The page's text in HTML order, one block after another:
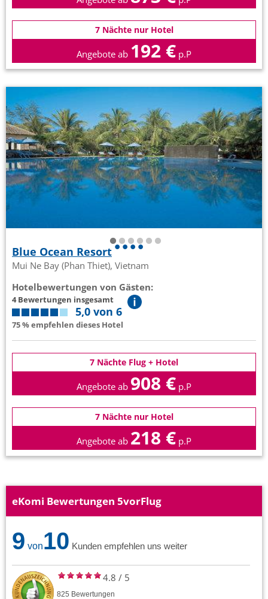
7 Nächte nur Hotel
Angebote ab 192 € p.P
Blue Ocean Resort
Mui Ne Bay (Phan Thiet), Vietnam
Hotelbewertungen von Gästen:
4 Bewertungen insgesamt
5,0 von 6
75 % empfehlen dieses Hotel
7 Nächte Flug + Hotel
Angebote ab 908 € p.P
7 Nächte nur Hotel
Angebote ab 218 € p.P
eKomi Bewertungen 5vorFlug
9 von10 Kunden empfehlen uns weiter
4.8 / 5
825 Bewertungen